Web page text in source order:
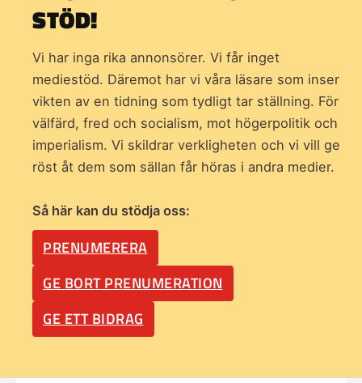
STÖD!
Vi har inga rika annonsörer. Vi får inget
mediestöd. Däremot har vi våra läsare som inser
vikten av en tidning som tydligt tar ställning. För
välfärd, fred och socialism, mot högerpolitik och
imperialism. Vi skildrar verkligheten och vi vill ge
röst åt dem som sällan får höras i andra medier.
Så här kan du stödja oss:
PRENUMERERA
GE BORT PRENUMERATION
GE ETT BIDRAG